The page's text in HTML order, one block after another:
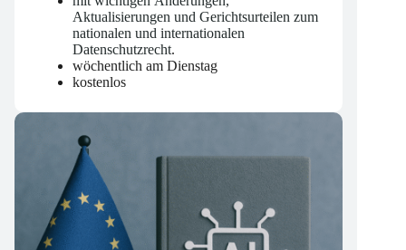
mit wichtigen Änderungen,
Aktualisierungen und Gerichtsurteilen zum
nationalen und internationalen
Datenschutzrecht.
wöchentlich am Dienstag